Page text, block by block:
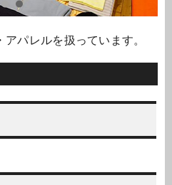
パレルを扱っています。